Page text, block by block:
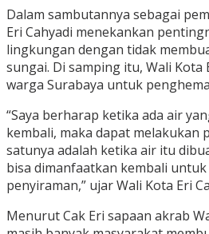
Dalam sambutannya sebagai
Eri Cahyadi menekankan
lingkungan dengan tidak
sungai. Di samping itu, Wali Kota
warga Surabaya untuk
“Saya berharap ketika ada air
kembali, maka dapat melakukan
satunya adalah ketika air itu
bisa dimanfaatkan kembali
penyiraman,” ujar Wali Kota Eri
Menurut Cak Eri sapaan akrab